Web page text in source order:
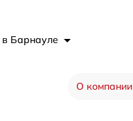
в Барнауле
О компании